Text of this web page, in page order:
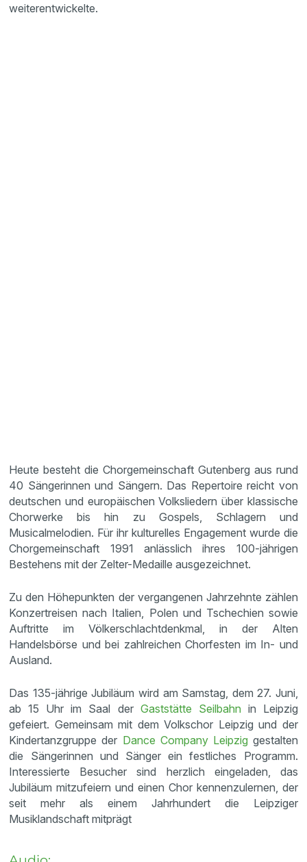
weiterentwickelte.
Heute besteht die Chorgemeinschaft Gutenberg aus rund
40 Sängerinnen und Sängern. Das Repertoire reicht von
deutschen und europäischen Volksliedern über klassische
Chorwerke bis hin zu Gospels, Schlagern und
Musicalmelodien. Für ihr kulturelles Engagement wurde die
Chorgemeinschaft 1991 anlässlich ihres 100-jährigen
Bestehens mit der Zelter-Medaille ausgezeichnet.
Zu den Höhepunkten der vergangenen Jahrzehnte zählen
Konzertreisen nach Italien, Polen und Tschechien sowie
Auftritte im Völkerschlachtdenkmal, in der Alten
Handelsbörse und bei zahlreichen Chorfesten im In- und
Ausland.
Das 135-jährige Jubiläum wird am Samstag, dem 27. Juni,
ab 15 Uhr im Saal der Gaststätte Seilbahn in Leipzig
gefeiert. Gemeinsam mit dem Volkschor Leipzig und der
Kindertanzgruppe der Dance Company Leipzig gestalten
die Sängerinnen und Sänger ein festliches Programm.
Interessierte Besucher sind herzlich eingeladen, das
Jubiläum mitzufeiern und einen Chor kennenzulernen, der
seit mehr als einem Jahrhundert die Leipziger
Musiklandschaft mitprägt